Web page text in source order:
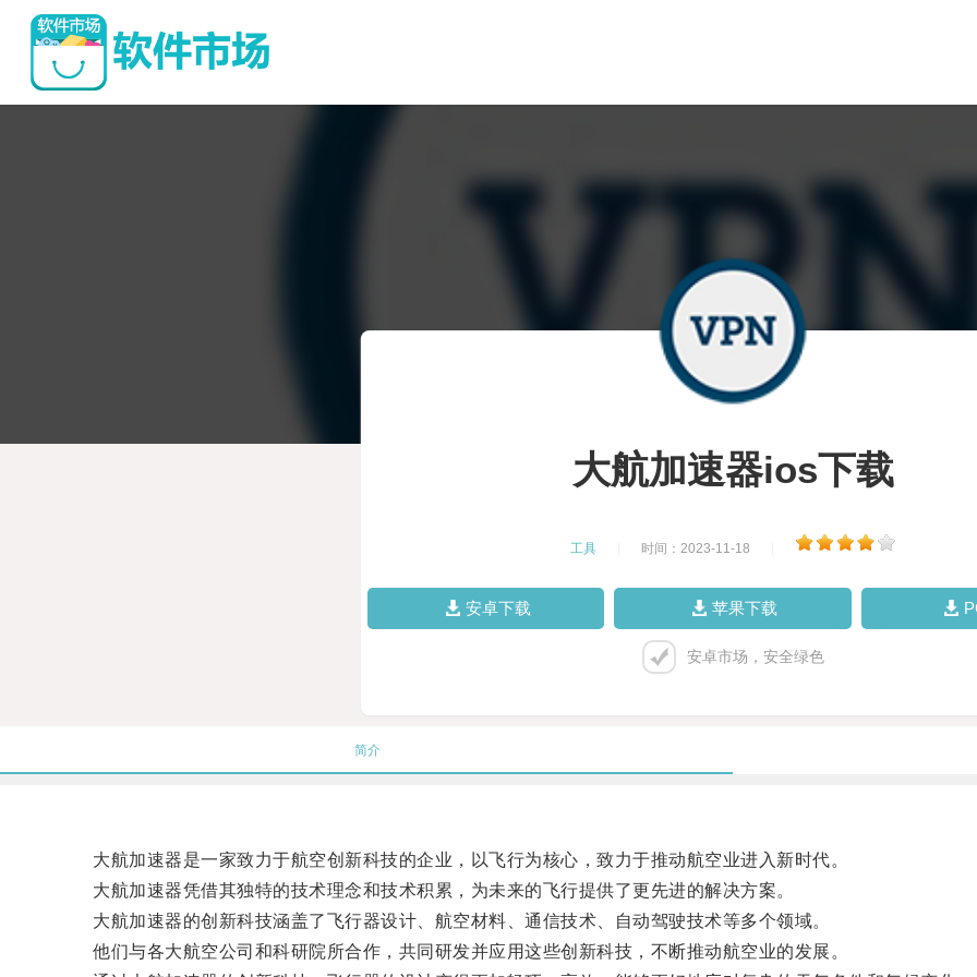
大航加速器ios下载
工具 时间：2023-11-18
安卓下载 苹果下载
安卓市场，安全绿色
简介
大航加速器是一家致力于航空创新科技的企业，以飞行为核心，致力于推动航空业进入新时代。
大航加速器凭借其独特的技术理念和技术积累，为未来的飞行提供了更先进的解决方案。
大航加速器的创新科技涵盖了飞行器设计、航空材料、通信技术、自动驾驶技术等多个领域。
他们与各大航空公司和科研院所合作，共同研发并应用这些创新科技，不断推动航空业的发展。